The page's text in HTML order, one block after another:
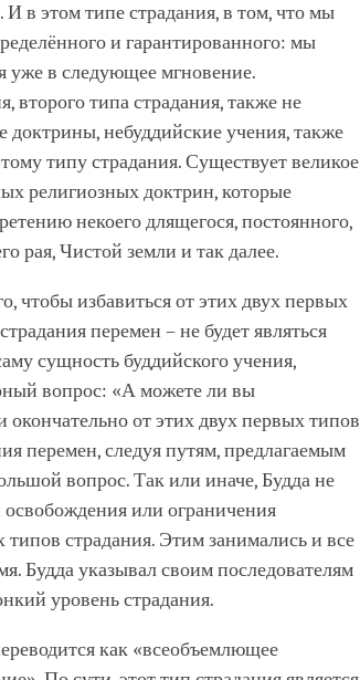
И в этом типе страдания, в том, что мы
и гарантированного: мы
уже в следующее мгновение.
второго типа страдания, также не
доктрины, небуддийские учения, также
типу страдания. Существует великое
религиозных доктрин, которые
некоего длящегося, постоянного,
рая, Чистой земли и так далее.
чтобы избавиться от этих двух первых
перемен – не будет являться
сущность буддийского учения,
вопрос: «А можете ли вы
окончательно от этих двух первых типов
перемен, следуя путям, предлагаемым
вопрос. Так или иначе, Будда не
освобождения или ограничения
страдания. Этим занимались и все
Будда указывал своим последователям
уровень страдания.
как «всеобъемлющее